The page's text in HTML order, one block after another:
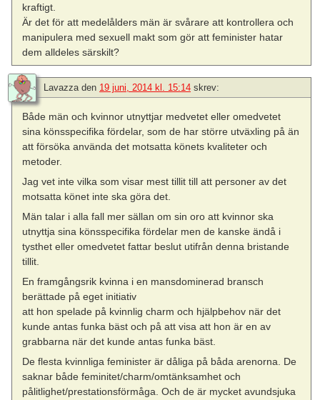
kraftigt.
Är det för att medelålders män är svårare att kontrollera och
manipulera med sexuell makt som gör att feminister hatar
dem alldeles särskilt?
Lavazza den 19 juni, 2014 kl. 15:14 skrev:
Både män och kvinnor utnyttjar medvetet eller omedvetet
sina könsspecifika fördelar, som de har större utväxling på än
att försöka använda det motsatta könets kvaliteter och
metoder.
Jag vet inte vilka som visar mest tillit till att personer av det
motsatta könet inte ska göra det.
Män talar i alla fall mer sällan om sin oro att kvinnor ska
utnyttja sina könsspecifika fördelar men de kanske ändå i
tysthet eller omedvetet fattar beslut utifrån denna bristande
tillit.
En framgångsrik kvinna i en mansdominerad bransch
berättade på eget initiativ
att hon spelade på kvinnlig charm och hjälpbehov när det
kunde antas funka bäst och på att visa att hon är en av
grabbarna när det kunde antas funka bäst.
De flesta kvinnliga feminister är dåliga på båda arenorna. De
saknar både feminitet/charm/omtänksamhet och
pålitlighet/prestationsförmåga. Och de är mycket avundsjuka